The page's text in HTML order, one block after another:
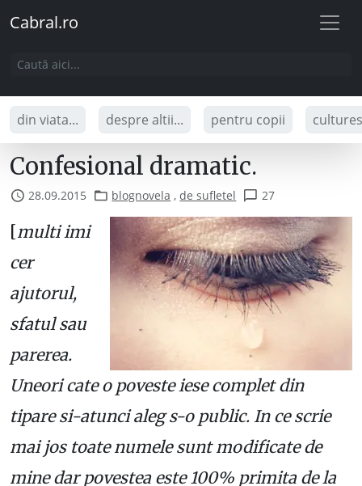
Cabral.ro
din viata... despre altii... pentru copii
Confesional dramatic.
28.09.2015 blognovela ,de sufletel 27
[multi imi
cer
ajutorul,
sfatul sau
parerea.
Uneori cate o poveste iese complet din
tipare si-atunci aleg s-o public. In ce scrie
mai jos toate numele sunt modificate de
mine dar povestea este 100% primita de la